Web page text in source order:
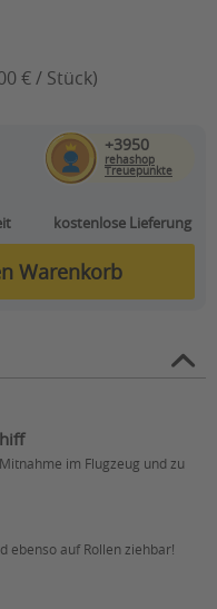
€ / Stück)
+3950
rehashop
Treuepunkte
kostenlose Lieferung
Warenkorb
im Flugzeug und zu
ebenso auf Rollen ziehbar!